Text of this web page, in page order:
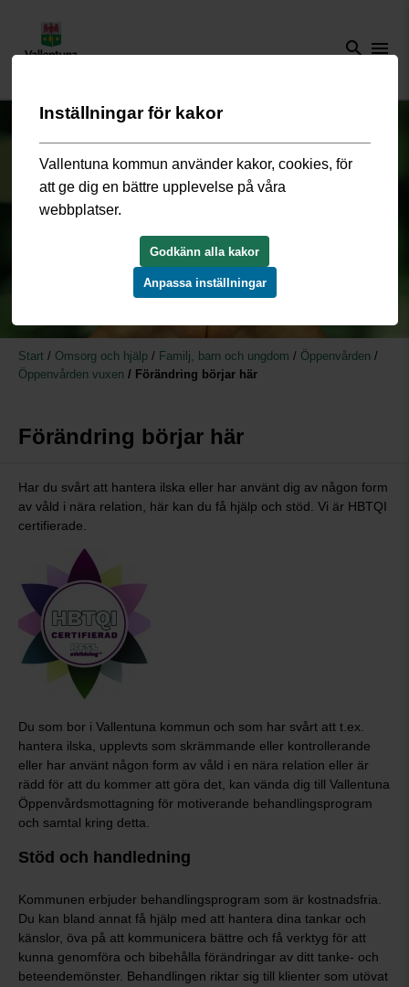
search menu
Start / Omsorg och hjälp / Familj, barn och ungdom / Öppenvården /
Öppenvården vuxen / Förändring börjar här
Förändring börjar här
Har du svårt att hantera ilska eller har använt dig av någon form
av våld i nära relation, här kan du få hjälp och stöd. Vi är HBTQI
certifierade.
Du som bor i Vallentuna kommun och som har svårt att t.ex.
hantera ilska, upplevts som skrämmande eller kontrollerande
eller har använt någon form av våld i en nära relation eller är
rädd för att du kommer att göra det, kan vända dig till Vallentuna
Öppenvårdsmottagning för motiverande behandlingsprogram
och samtal kring detta.
Stöd och handledning
Kommunen erbjuder behandlingsprogram som är kostnadsfria.
Du kan bland annat få hjälp med att hantera dina tankar och
känslor, öva på att kommunicera bättre och få verktyg för att
kunna genomföra och bibehålla förändringar av ditt tanke- och
beteendemönster. Behandlingen riktar sig till klienter som utövat
Inställningar för kakor
Vallentuna kommun använder kakor, cookies, för
att ge dig en bättre upplevelse på våra
webbplatser.
Godkänn alla kakor
Anpassa inställningar